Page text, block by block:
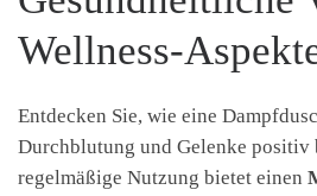
Wellness-
Entdecken Sie, wie eine
Durchblutung und Gelenke positiv
regelmäßige Nutzung bietet einen